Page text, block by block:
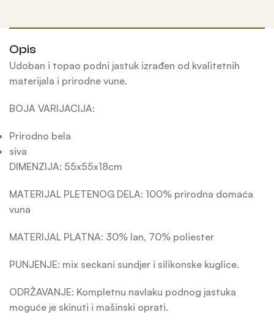
Opis
Udoban i topao podni jastuk izrađen od kvalitetnih
materijala i prirodne vune.
BOJA VARIJACIJA:
Prirodno bela
siva
DIMENZIJA: 55x55x18cm
MATERIJAL PLETENOG DELA: 100% prirodna domaća
vuna
MATERIJAL PLATNA: 30% lan, 70% poliester
PUNJENJE: mix seckani sundjer i silikonske kuglice.
ODRŽAVANJE: Kompletnu navlaku podnog jastuka
moguće je skinuti i mašinski oprati.